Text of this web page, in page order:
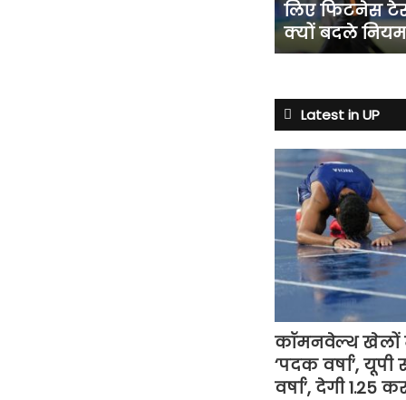
टेस्ट
हुआ
सख्त,
बदले
नियम
लिए फिटनेस
क्यों बदले नियम
Latest in UP
कॉमनवेल्थ खेलों
‘पदक वर्षा’,
वर्षा’, देगी 1.25